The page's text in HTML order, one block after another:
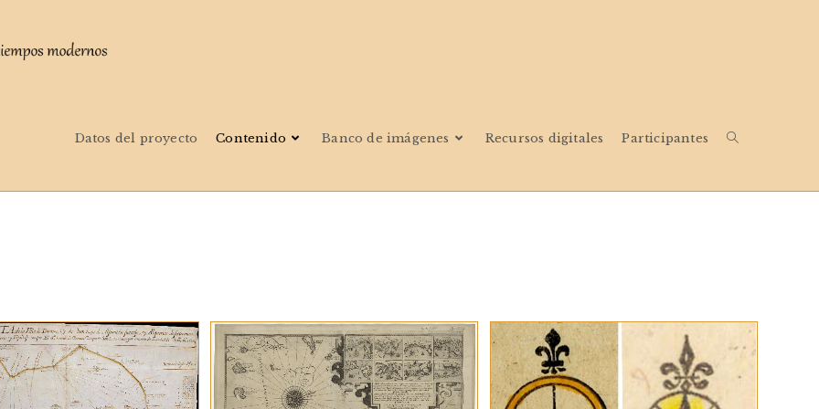
Datos del proyecto Contenido Banco de imágenes Recursos digitales Participantes